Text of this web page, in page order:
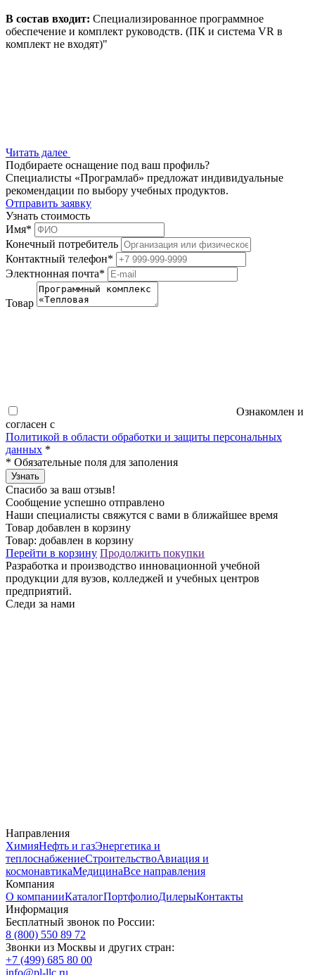
В состав входит: Специализированное программное
обеспечение и комплект руководств. (ПК и система VR в
комплект не входят)"
Читать далее
Подбираете оснащение под ваш профиль?
Специалисты «Програмлаб» предложат индивидуальные
рекомендации по выбору учебных продуктов.
Отправить заявку
Узнать стоимость
Имя*
Конечный потребитель
Контактный телефон*
Электнонная почта*
Товар
Ознакомлен и
согласен с
Политикой в области обработки и защиты персональных
данных *
* Обязательные поля для заполения
Узнать
Спасибо за ваш отзыв!
Сообщение успешно отправлено
Наши специалисты свяжутся с вами в ближайшее время
Товар добавлен в корзину
Товар: добавлен в корзину
Перейти в корзину Продолжить покупки
Разработка и производство инновационной учебной
продукции для вузов, колледжей и учебных центров
предприятий.
Следи за нами
Направления
ХимияНефть и газЭнергетика и
теплоснабжениеСтроительствоАвиация и
космонавтикаМедицинаВсе направления
Компания
О компанииКаталогПортфолиоДилерыКонтакты
Информация
Бесплатный звонок по России:
8 (800) 550 89 72
Звонки из Москвы и других стран:
+7 (499) 685 80 00
info@pl-llc.ru